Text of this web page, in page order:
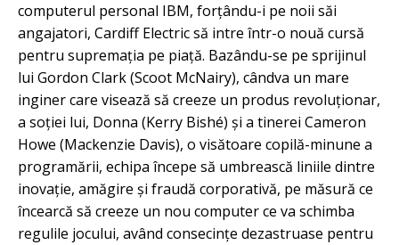
computerul personal IBM, forţându-i pe noii săi
angajatori, Cardiff Electric să intre într-o nouă cursă
pentru supremaţia pe piaţă. Bazându-se pe sprijinul
lui Gordon Clark (Scoot McNairy), cândva un mare
inginer care visează să creeze un produs revoluţionar,
a soţiei lui, Donna (Kerry Bishé) şi a tinerei Cameron
Howe (Mackenzie Davis), o visătoare copilă-minune a
programării, echipa începe să umbrească liniile dintre
inovaţie, amăgire şi fraudă corporativă, pe măsură ce
încearcă să creeze un nou computer ce va schimba
regulile jocului, având consecinţe dezastruase pentru